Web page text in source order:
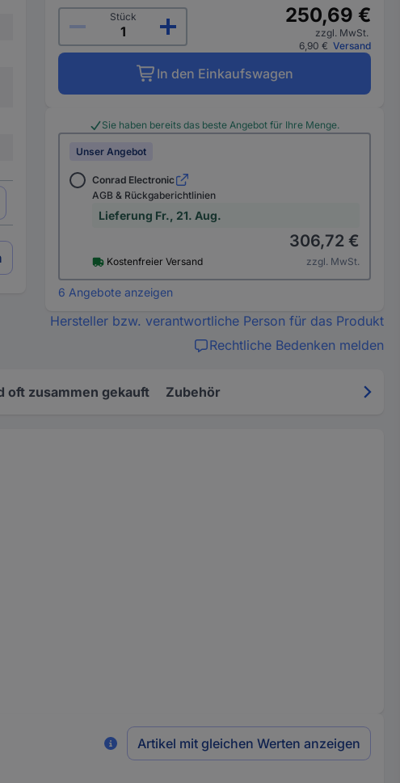
Stück
250,69 €
zzgl. MwSt.
6,90 € Versand
In den Einkaufswagen
Sie haben bereits das beste Angebot für Ihre Menge.
Unser Angebot
Conrad Electronic
AGB & Rückgaberichtlinien
Lieferung Fr., 21. Aug.
Kostenfreier Versand
306,72 €
zzgl. MwSt.
6 Angebote anzeigen
Hersteller bzw. verantwortliche Person für das Produkt
Rechtliche Bedenken melden
oft zusammen gekauft Zubehör
Artikel mit gleichen Werten anzeigen